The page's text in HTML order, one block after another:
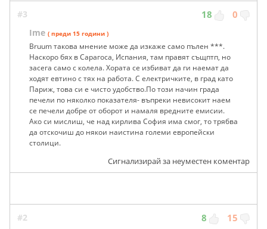
#3 18 0
Ime ( преди 15 години )
Bruum такова мнение може да изкаже само пълен ***.
Наскоро бях в Сарагоса, Испания, там правят същптп, но
засега само с колела. Хората се избиват да ги наемат да
ходят евтино с тях на работа. С електричките, в град като
Париж, това си е чисто удобство.По този начин града
печели по няколко показателя- въпреки невисокит наем
се печели добре от оборот и намаля вредните емисии.
Ако си мислиш, че над кирлива София има смог, то трябва
да отскочиш до някои наистина големи европейски
столици.
Сигнализирай за неуместен коментар
#2 8 15